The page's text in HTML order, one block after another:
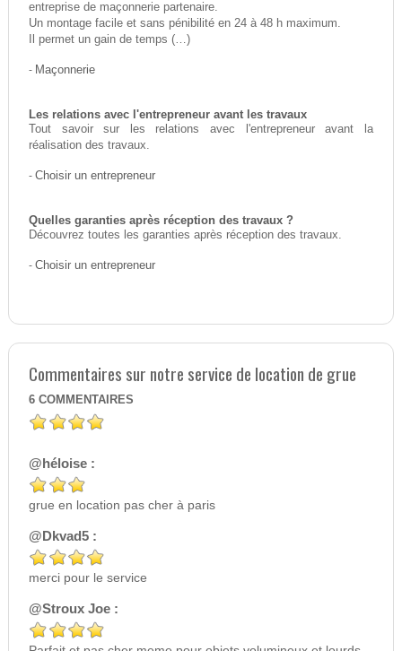
entreprise de maçonnerie partenaire.
Un montage facile et sans pénibilité en 24 à 48 h maximum.
Il permet un gain de temps (…)
- Maçonnerie
Les relations avec l'entrepreneur avant les travaux
Tout savoir sur les relations avec l'entrepreneur avant la
réalisation des travaux.
- Choisir un entrepreneur
Quelles garanties après réception des travaux ?
Découvrez toutes les garanties après réception des travaux.
- Choisir un entrepreneur
Commentaires sur notre service de location de grue
6 COMMENTAIRES
@héloise :
grue en location pas cher à paris
@Dkvad5 :
merci pour le service
@Stroux Joe :